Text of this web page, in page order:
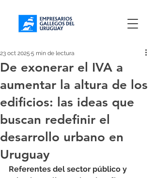
De exonerar el IVA a
aumentar la altura de los
edificios: las ideas que
buscan redefinir el
desarrollo urbano en
Uruguay
23 oct 2025 5 min de lectura
Referentes del sector público y